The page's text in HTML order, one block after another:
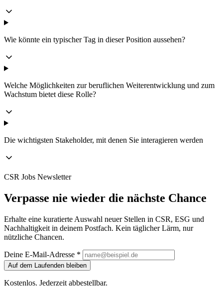
Wie könnte ein typischer Tag in dieser Position aussehen?
Welche Möglichkeiten zur beruflichen Weiterentwicklung und zum
Wachstum bietet diese Rolle?
Die wichtigsten Stakeholder, mit denen Sie interagieren werden
CSR Jobs Newsletter
Verpasse nie wieder die nächste Chance
Erhalte eine kuratierte Auswahl neuer Stellen in CSR, ESG und
Nachhaltigkeit in deinem Postfach. Kein täglicher Lärm, nur
nützliche Chancen.
Deine E-Mail-Adresse *
Auf dem Laufenden bleiben
Kostenlos. Jederzeit abbestellbar.